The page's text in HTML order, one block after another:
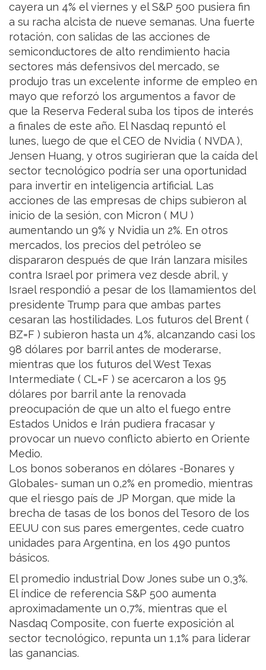
cayera un 4% el viernes y el S&P 500 pusiera fin
a su racha alcista de nueve semanas. Una fuerte
rotación, con salidas de las acciones de
semiconductores de alto rendimiento hacia
sectores más defensivos del mercado, se
produjo tras un excelente informe de empleo en
mayo que reforzó los argumentos a favor de
que la Reserva Federal suba los tipos de interés
a finales de este año. El Nasdaq repuntó el
lunes, luego de que el CEO de Nvidia ( NVDA ),
Jensen Huang, y otros sugirieran que la caída del
sector tecnológico podría ser una oportunidad
para invertir en inteligencia artificial. Las
acciones de las empresas de chips subieron al
inicio de la sesión, con Micron ( MU )
aumentando un 9% y Nvidia un 2%. En otros
mercados, los precios del petróleo se
dispararon después de que Irán lanzara misiles
contra Israel por primera vez desde abril, y
Israel respondió a pesar de los llamamientos del
presidente Trump para que ambas partes
cesaran las hostilidades. Los futuros del Brent (
BZ=F ) subieron hasta un 4%, alcanzando casi los
98 dólares por barril antes de moderarse,
mientras que los futuros del West Texas
Intermediate ( CL=F ) se acercaron a los 95
dólares por barril ante la renovada
preocupación de que un alto el fuego entre
Estados Unidos e Irán pudiera fracasar y
provocar un nuevo conflicto abierto en Oriente
Medio.
Los bonos soberanos en dólares -Bonares y
Globales- suman un 0,2% en promedio, mientras
que el riesgo país de JP Morgan, que mide la
brecha de tasas de los bonos del Tesoro de los
EEUU con sus pares emergentes, cede cuatro
unidades para Argentina, en los 490 puntos
básicos.
El promedio industrial Dow Jones sube un 0,3%.
El índice de referencia S&P 500 aumenta
aproximadamente un 0,7%, mientras que el
Nasdaq Composite, con fuerte exposición al
sector tecnológico, repunta un 1,1% para liderar
las ganancias.